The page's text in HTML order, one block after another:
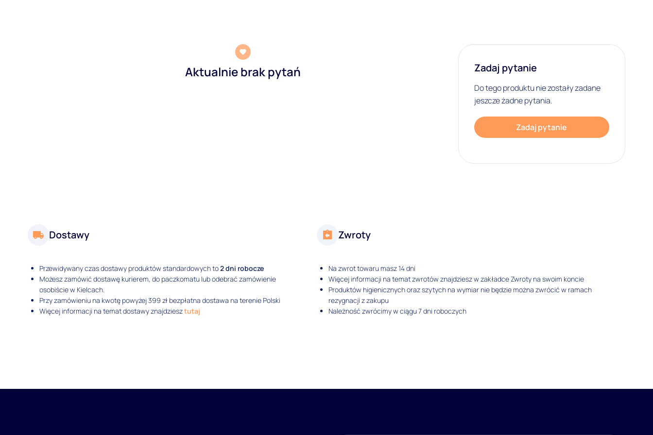
Aktualnie brak pytań Zadaj pytanie
Do tego produktu nie zostały zadane
jeszcze żadne pytania.
Zadaj pytanie
Dostawy
Przewidywany czas dostawy produktów standardowych to2 dni robocze
Możesz zamówić dostawę kurierem, do paczkomatu lub odebrać zamówienie
osobiście w Kielcach.
Przy zamówieniu na kwotę powyżej 399 zł bezpłatna dostawa na terenie Polski
Więcej informacji na temat dostawy znajdziesztutaj
Zwroty
Na zwrot towaru masz 14 dni
Więcej informacji na temat zwrotów znajdziesz w zakładce Zwroty na swoim koncie
Produktów higienicznych oraz szytych na wymiar nie będzie można zwrócić w ramach
rezygnacji z zakupu
Należność zwrócimy w ciągu 7 dni roboczych